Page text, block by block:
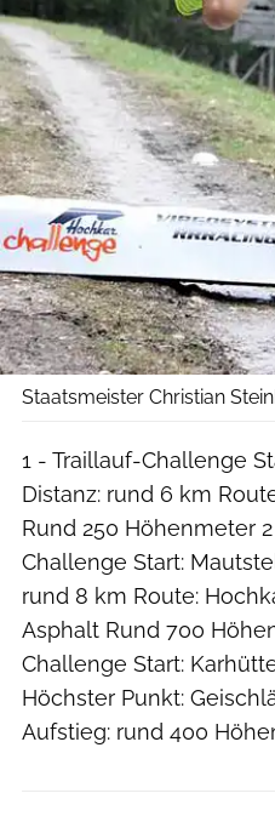
Staatsmeister Christian
1 - Traillauf-Challenge
Distanz: rund 6 km
Rund 250 Höhenmeter
Challenge Start:
rund 8 km Route:
Asphalt Rund 700
Challenge Start:
Höchster Punkt:
Aufstieg: rund 400